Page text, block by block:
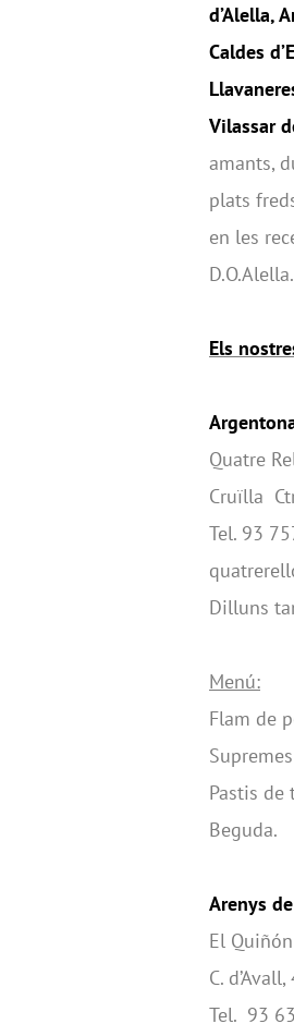
d’Alella,
Caldes
Vilassar
amants,
plats
en les
D.O.Alella.
Els
Quatre
Cruïlla
Tel. 93
Dilluns
Menú:
Flam de
Pastis de
Beguda.
Arenys
El Quiñón
C. d’Avall,
Tel. 93